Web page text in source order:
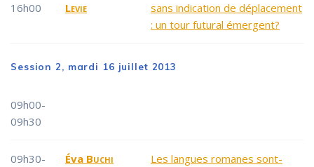
16h00
Levie
sans indication de déplacement
: un tour futural émergent?
Session 2, mardi 16 juillet 2013
09h00-
09h30
09h30-
Éva Buchi
Les langues romanes sont-